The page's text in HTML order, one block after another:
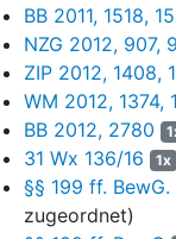
beizulegenden
Veräußerung
von € 5 Mio. Nach
Sonderwerte von €
Da sich im Laufe
Konkretisierungen
kartellrechtlich
Planungsrechnung
Höhe von € 1.253
BB 2011, 1518,
NZG 2012, 907,
ZIP 2012, 1408,
WM 2012, 1374,
BB 2012, 2780
31 Wx 136/16
1x
§§ 199 ff.
zugeordnet)